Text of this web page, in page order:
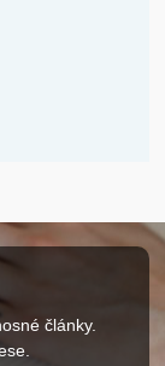
články.